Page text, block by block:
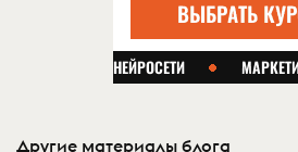
Другие материалы блога